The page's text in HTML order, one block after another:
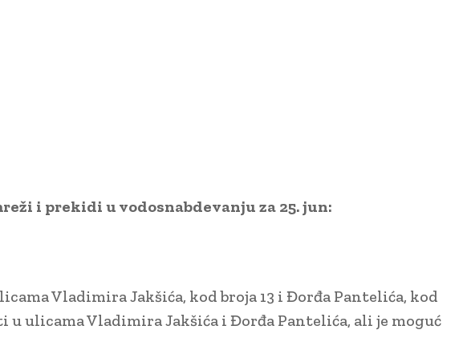
i prekidi u vodosnabdevanju za 25. jun:
Vladimira Jakšića, kod broja 13 i Đorđa Pantelića, kod
u ulicama Vladimira Jakšića i Đorđa Pantelića, ali je moguć